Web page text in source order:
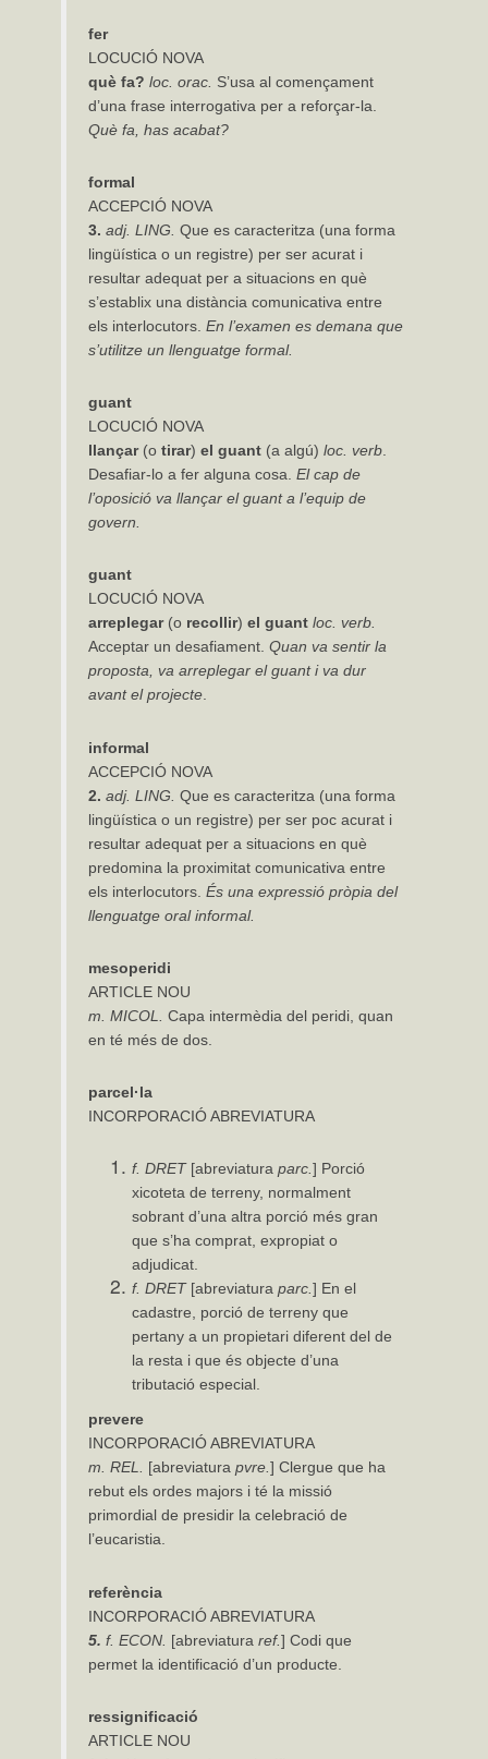
fer
LOCUCIÓ NOVA
què fa? loc. orac. S’usa al començament
d’una frase interrogativa per a reforçar-la.
Què fa, has acabat?
formal
ACCEPCIÓ NOVA
3.adj. LING.Que es caracteritza (una forma
lingüística o un registre) per ser acurat i
resultar adequat per a situacions en què
s’establix una distància comunicativa entre
els interlocutors.En l’examen es demana que
s’utilitze un llenguatge formal.
guant
LOCUCIÓ NOVA
llançar (otirar)el guant (a algú)loc. verb
Desafiar-lo a fer alguna cosa.El cap de
l’oposició va llançar el guant a l’equip de
govern.
guant
LOCUCIÓ NOVA
arreplegar (o recollir)el guant loc. verb.
Acceptar un desafiament.Quan va sentir la
proposta, va arreplegar el guant i va dur
avant elprojecte.
informal
ACCEPCIÓ NOVA
2.adj. LING.Que es caracteritza (una forma
lingüística o un registre) per ser poc acurat i
resultar adequat per a situacions en què
predomina la proximitat comunicativa entre
els interlocutors.És una expressió pròpia del
llenguatge oral informal.
mesoperidi
ARTICLE NOU
m. MICOL.
Capa intermèdia del peridi, quan
en té més de dos.
parcel·la
INCORPORACIÓ ABREVIATURA
f. DRET [abreviaturaparc.] Porció
xicoteta de terreny, normalment
sobrant d’una altra porció més gran
que s’ha comprat, expropiat o
adjudicat.
f. DRET [abreviaturaparc.] En el
cadastre, porció de terreny que
pertany a un propietari diferent del de
la resta i que és objecte d’una
tributació especial.
prevere
INCORPORACIÓ ABREVIATURA
m. REL. [abreviaturapvre.] Clergue que ha
rebut els ordes majors i té la missió
primordial de presidir la celebració de
l’eucaristia.
referència
INCORPORACIÓ ABREVIATURA
5. f. ECON. [abreviaturaref.] Codi que
permet la identificació d’un producte.
ressignificació
ARTICLE NOU